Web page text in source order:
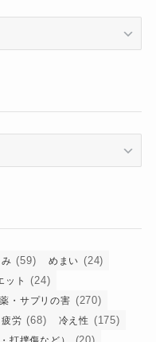
(59) めまい (24)
ット (24)
・サプリの害 (270)
労 (68) 冷え性 (175)